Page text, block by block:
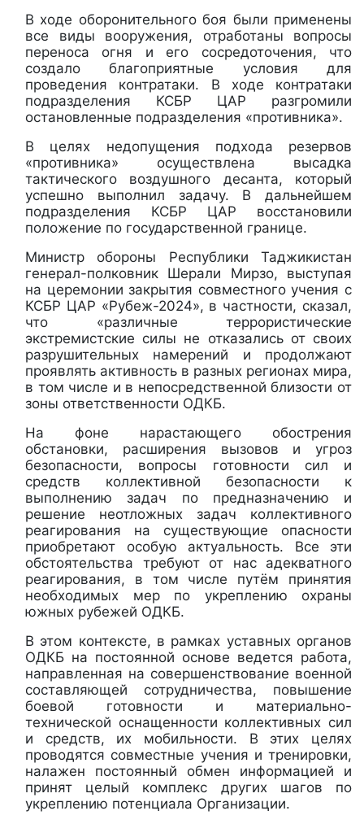
В ходе оборонительного боя были применены
все виды вооружения, отработаны вопросы
переноса огня и его сосредоточения, что
создало благоприятные условия для
проведения контратаки. В ходе контратаки
подразделения КСБР ЦАР разгромили
остановленные подразделения «противника».
В целях недопущения подхода резервов
«противника» осуществлена высадка
тактического воздушного десанта, который
успешно выполнил задачу. В дальнейшем
подразделения КСБР ЦАР восстановили
положение по государственной границе.
Министр обороны Республики Таджикистан
генерал-полковник Шерали Мирзо, выступая
на церемонии закрытия совместного учения с
КСБР ЦАР «Рубеж-2024», в частности, сказал,
что «различные террористические
экстремистские силы не отказались от своих
разрушительных намерений и продолжают
проявлять активность в разных регионах мира,
в том числе и в непосредственной близости от
зоны ответственности ОДКБ.
На фоне нарастающего обострения
обстановки, расширения вызовов и угроз
безопасности, вопросы готовности сил и
средств коллективной безопасности к
выполнению задач по предназначению и
решение неотложных задач коллективного
реагирования на существующие опасности
приобретают особую актуальность. Все эти
обстоятельства требуют от нас адекватного
реагирования, в том числе путём принятия
необходимых мер по укреплению охраны
южных рубежей ОДКБ.
В этом контексте, в рамках уставных органов
ОДКБ на постоянной основе ведется работа,
направленная на совершенствование военной
составляющей сотрудничества, повышение
боевой готовности и материально-
технической оснащенности коллективных сил
и средств, их мобильности. В этих целях
проводятся совместные учения и тренировки,
налажен постоянный обмен информацией и
принят целый комплекс других шагов по
укреплению потенциала Организации.